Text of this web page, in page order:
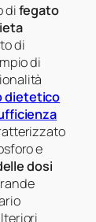
difegato
di
di
dietetico
e
dosi